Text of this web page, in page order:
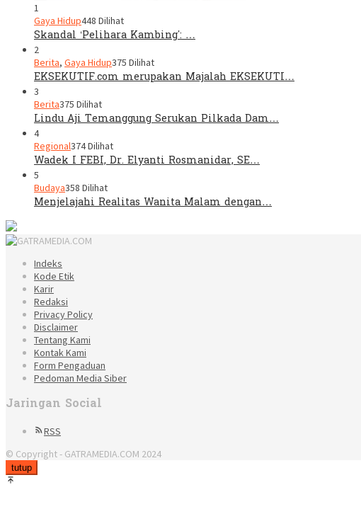
1
Gaya Hidup448 Dilihat
Skandal ‘Pelihara Kambing’: …
2
Berita, Gaya Hidup375 Dilihat
EKSEKUTIF.com merupakan Majalah EKSEKUTI…
3
Berita375 Dilihat
Lindu Aji Temanggung Serukan Pilkada Dam…
4
Regional374 Dilihat
Wadek I FEBI, Dr. Elyanti Rosmanidar, SE…
5
Budaya358 Dilihat
Menjelajahi Realitas Wanita Malam dengan…
Indeks
Kode Etik
Karir
Redaksi
Privacy Policy
Disclaimer
Tentang Kami
Kontak Kami
Form Pengaduan
Pedoman Media Siber
Jaringan Social
RSS
© Copyright - GATRAMEDIA.COM 2024
tutup